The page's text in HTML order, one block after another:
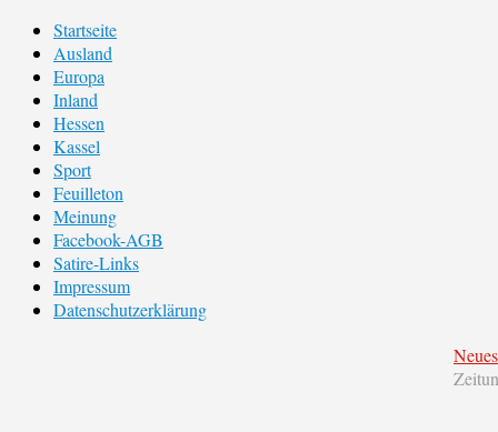
Startseite
Ausland
Europa
Inland
Hessen
Kassel
Sport
Feuilleton
Meinung
Facebook-AGB
Satire-Links
Impressum
Datenschutzerklärung